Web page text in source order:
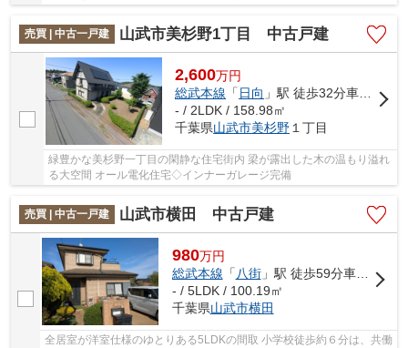
売買 | 中古一戸建 山武市美杉野1丁目 中古戸建
2,600万円
総武本線 「 日向 」駅 徒歩32分車7分 3.2km
- / 2LDK / 158.98㎡
千葉県山武市美杉野 １丁目
緑豊かな美杉野一丁目の閑静な住宅街内 梁が露出した木の温もり溢れ
る大空間 オール電化住宅◇インナーガレージ完備
売買 | 中古一戸建 山武市横田 中古戸建
980万円
総武本線 「 八街」駅 徒歩59分車12分 5.3km
- / 5LDK / 100.19㎡
千葉県山武市横田
全居室が洋室仕様のゆとりある5LDKの間取 小学校徒歩約６分は、共働